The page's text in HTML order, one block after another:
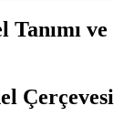
ve
Çerçevesi